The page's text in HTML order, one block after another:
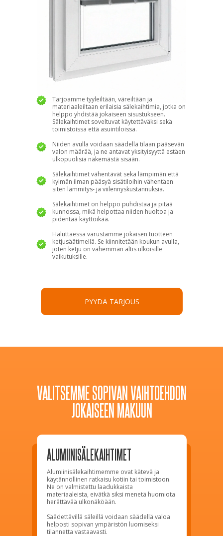
Tarjoamme tyyleiltään, väreiltään ja
materiaaleiltaan erilaisia sälekaihtimia, jotka on
helppo yhdistää jokaiseen sisustukseen.
Sälekaihtimet soveltuvat käytettäväksi sekä
toimistoissa että asuintiloissa.
Niiden avulla voidaan säädellä tilaan pääsevän
valon määrää, ja ne antavat yksityisyyttä estäen
ulkopuolisia näkemästä sisään.
Sälekaihtimet vähentävät sekä lämpimän että
kylmän ilman pääsyä sisätiloihin vähentäen
siten lämmitys- ja viilennyskustannuksia.
Sälekaihtimet on helppo puhdistaa ja pitää
kunnossa, mikä helpottaa niiden huoltoa ja
pidentää käyttöikää.
Haluttaessa varustamme jokaisen tuotteen
ketjusäätimellä. Se kiinnitetään koukun avulla,
joten ketju on vähemmän altis ulkoisille
vaikutuksille.
PYYDÄ TARJOUS
VALITSEMME SOPIVAN VAIHTOEHDON
JOKAISEEN MAKUUN
ALUMIINISÄLEKAIHTIMET
Alumiinisälekaihtimemme ovat kätevä ja
käytännöllinen ratkaisu kotiin tai toimistoon.
Ne on valmistettu laadukkaista
materiaaleista, eivätkä siksi menetä huomiota
herättävää ulkonäköään.
Säädettävillä säleillä voidaan säädellä valoa
helposti sopivan ympäristön luomiseksi
tilannetta vastaavasti.